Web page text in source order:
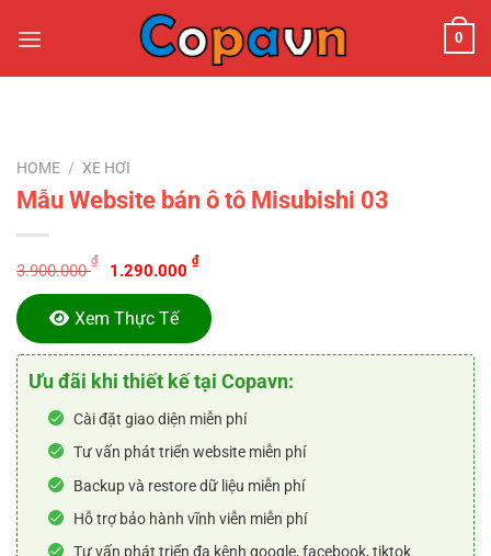
đến
0
HOME / XE HƠI
Mẫu Website bán ô tô Misubishi 03
3.900.000
₫
Original
price
was:
3.900.000 ₫.
1.290.000
₫Current
price
is:
1.290.000 ₫.
Xem Thực Tế
Ưu đãi khi thiết kế tại Copavn:
Cài đặt giao diện miễn phí
Tư vấn phát triển website miễn phí
Backup và restore dữ liệu miễn phí
Hỗ trợ bảo hành vĩnh viễn miễn phí
Tư vấn phát triển đa kênh google, facebook, tiktok